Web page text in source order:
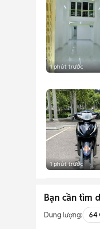
1 phút trước
1 phút trước
Bạn cần tìm
Dung lượng: 64